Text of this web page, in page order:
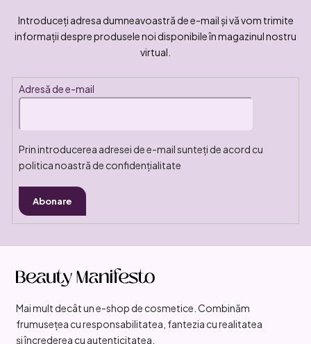
Introduceţi adresa dumneavoastră de e-mail şi vă vom trimite
informaţii despre produsele noi disponibile în magazinul nostru
virtual.
Adresă de e-mail
Prin introducerea adresei de e-mail sunteți de acord cu
politica noastră de confidențialitate
Abonare
Mai mult decât un e-shop de cosmetice. Combinăm
frumusețea cu responsabilitatea, fantezia cu realitatea
și încrederea cu autenticitatea.